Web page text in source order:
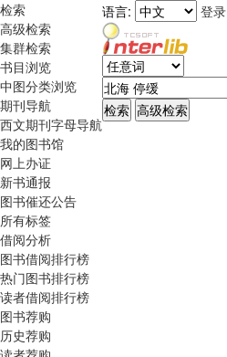
检索
高级检索
集群检索
书目浏览
中图分类浏览
期刊导航
西文期刊字母导航
我的图书馆
网上办证
新书通报
图书催还公告
所有标签
借阅分析
图书借阅排行榜
热门图书排行榜
读者借阅排行榜
图书荐购
历史荐购
语言: 登录